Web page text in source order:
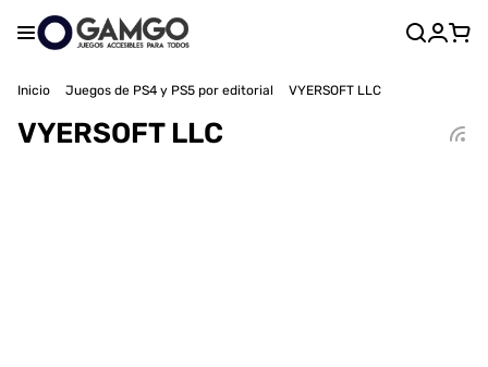
Inicio Juegos de PS4 y PS5 por editorial VYERSOFT LLC
VYERSOFT LLC